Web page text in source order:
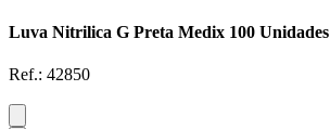
Luva Nitrilica G Preta Medix 100 Unidades
Ref.: 42850